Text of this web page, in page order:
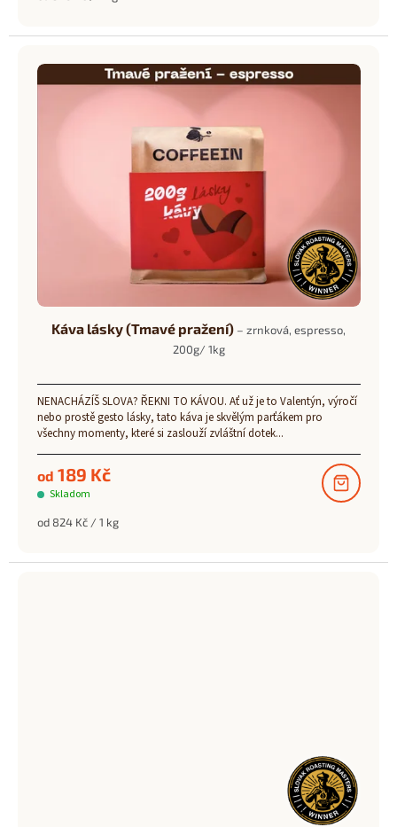
Káva lásky (Tmavé pražení) – zrnková, espresso,
200g/ 1kg
Skladom
od 189 Kč
Měrná
od 824 Kč / 1 kg
NENACHÁZÍŠ SLOVA? ŘEKNI TO KÁVOU. Ať už je to Valentýn, výročí
nebo prostě gesto lásky, tato káva je skvělým parťákem pro
všechny momenty, které si zaslouží zvláštní dotek...